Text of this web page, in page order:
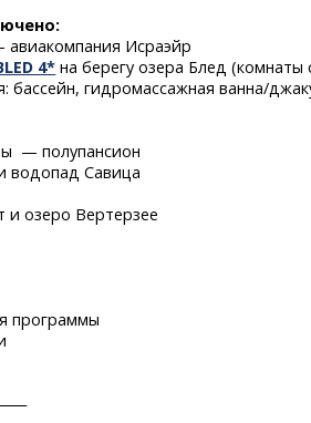
Исраэйр
4* на берегу озера Блед
бассейн, гидромассажная ванна/
— полупансион
водопад Савица
и озеро Вертерзее
программы